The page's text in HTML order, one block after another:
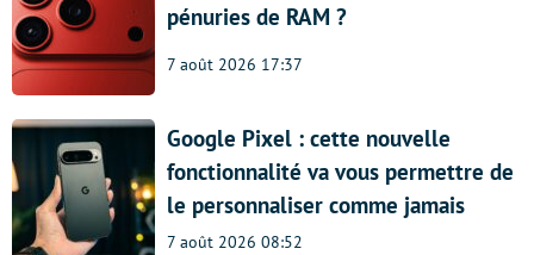
pénuries de RAM ?
7 août 2026 17:37
Google Pixel : cette nouvelle
fonctionnalité va vous permettre de
le personnaliser comme jamais
7 août 2026 08:52